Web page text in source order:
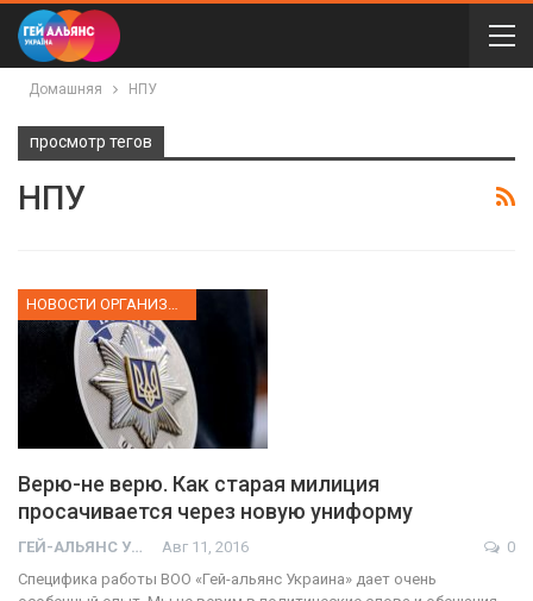
Домашняя НПУ
просмотр тегов
НПУ
Верю-не верю. Как старая милиция
просачивается через новую униформу
ГЕЙ-АЛЬЯНС УКРАИНА Авг 11, 2016
0
Специфика работы ВОО «Гей-альянс Украина» дает очень